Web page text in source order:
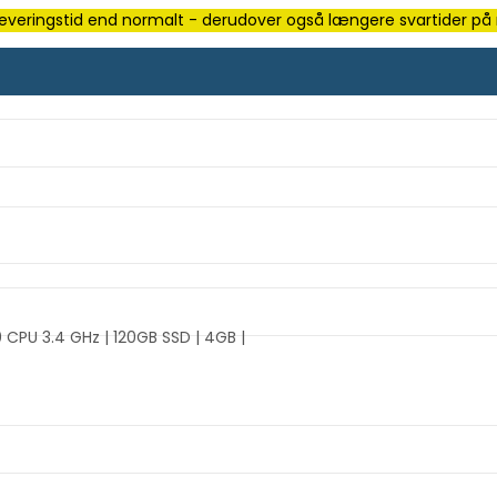
end normalt - derudover også længere svartider på
3.4 GHz | 120GB SSD | 4GB |